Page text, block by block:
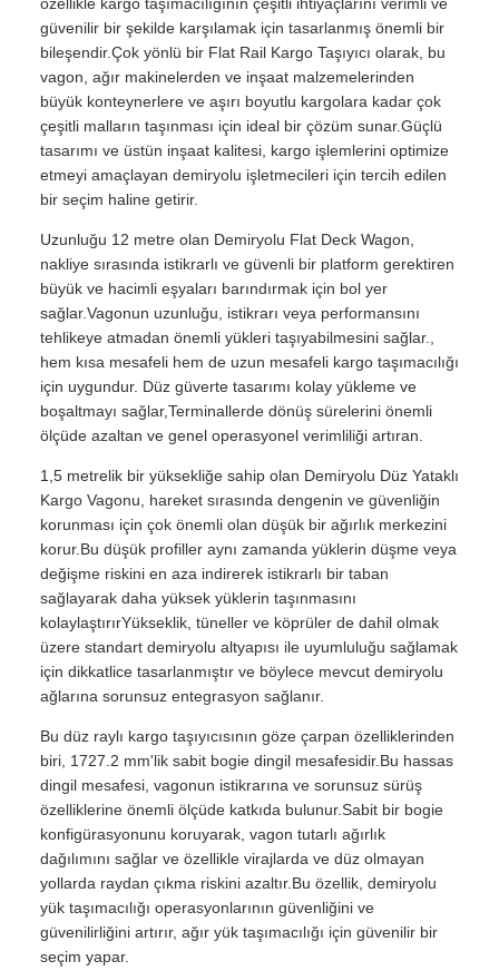
güvenilir bir şekilde karşılamak için tasarlanmış önemli bir
bileşendir.Çok yönlü bir Flat Rail Kargo Taşıyıcı olarak, bu
vagon, ağır makinelerden ve inşaat malzemelerinden
büyük konteynerlere ve aşırı boyutlu kargolara kadar çok
çeşitli malların taşınması için ideal bir çözüm sunar.Güçlü
tasarımı ve üstün inşaat kalitesi, kargo işlemlerini optimize
etmeyi amaçlayan demiryolu işletmecileri için tercih edilen
bir seçim haline getirir.
Uzunluğu 12 metre olan Demiryolu Flat Deck Wagon,
nakliye sırasında istikrarlı ve güvenli bir platform gerektiren
büyük ve hacimli eşyaları barındırmak için bol yer
sağlar.Vagonun uzunluğu, istikrarı veya performansını
tehlikeye atmadan önemli yükleri taşıyabilmesini sağlar.,
hem kısa mesafeli hem de uzun mesafeli kargo taşımacılığı
için uygundur. Düz güverte tasarımı kolay yükleme ve
boşaltmayı sağlar,Terminallerde dönüş sürelerini önemli
ölçüde azaltan ve genel operasyonel verimliliği artıran.
1,5 metrelik bir yüksekliğe sahip olan Demiryolu Düz Yataklı
Kargo Vagonu, hareket sırasında dengenin ve güvenliğin
korunması için çok önemli olan düşük bir ağırlık merkezini
korur.Bu düşük profiller aynı zamanda yüklerin düşme veya
değişme riskini en aza indirerek istikrarlı bir taban
sağlayarak daha yüksek yüklerin taşınmasını
kolaylaştırırYükseklik, tüneller ve köprüler de dahil olmak
üzere standart demiryolu altyapısı ile uyumluluğu sağlamak
için dikkatlice tasarlanmıştır ve böylece mevcut demiryolu
ağlarına sorunsuz entegrasyon sağlanır.
Bu düz raylı kargo taşıyıcısının göze çarpan özelliklerinden
biri, 1727.2 mm'lik sabit bogie dingil mesafesidir.Bu hassas
dingil mesafesi, vagonun istikrarına ve sorunsuz sürüş
özelliklerine önemli ölçüde katkıda bulunur.Sabit bir bogie
konfigürasyonunu koruyarak, vagon tutarlı ağırlık
dağılımını sağlar ve özellikle virajlarda ve düz olmayan
yollarda raydan çıkma riskini azaltır.Bu özellik, demiryolu
yük taşımacılığı operasyonlarının güvenliğini ve
güvenilirliğini artırır, ağır yük taşımacılığı için güvenilir bir
seçim yapar.